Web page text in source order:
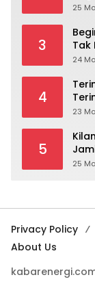
25
3
Tak
24
4
23
5
25
Privacy Policy
About Us